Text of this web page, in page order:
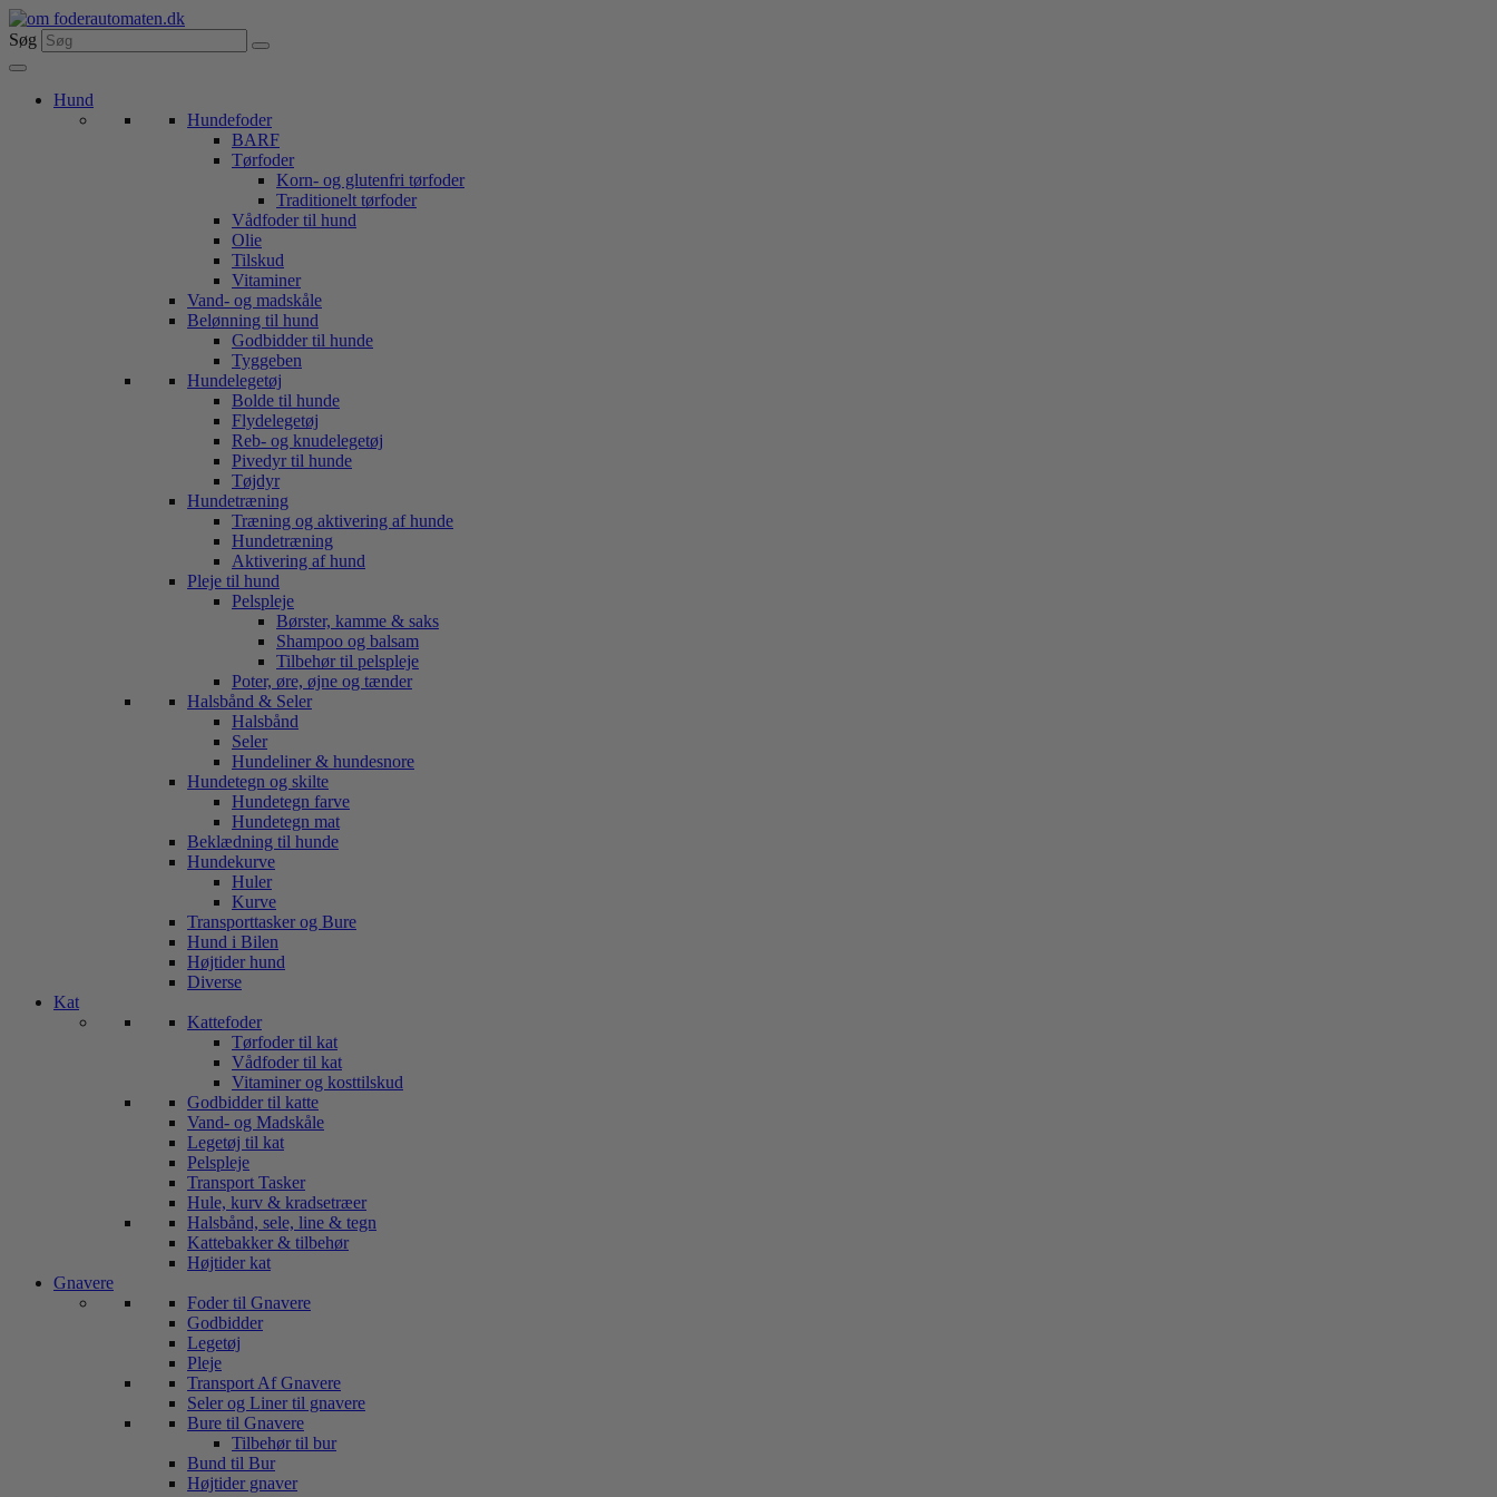
Videre
til
indhold
Søg
Hund
Hundefoder
BARF
Tørfoder
Korn- og glutenfri tørfoder
Traditionelt tørfoder
Vådfoder til hund
Olie
Tilskud
Vitaminer
Vand- og madskåle
Belønning til hund
Godbidder til hunde
Tyggeben
Hundelegetøj
Bolde til hunde
Flydelegetøj
Reb- og knudelegetøj
Pivedyr til hunde
Tøjdyr
Hundetræning
Træning og aktivering af hunde
Hundetræning
Aktivering af hund
Pleje til hund
Pelspleje
Børster, kamme & saks
Shampoo og balsam
Tilbehør til pelspleje
Poter, øre, øjne og tænder
Halsbånd & Seler
Halsbånd
Seler
Hundeliner & hundesnore
Hundetegn og skilte
Hundetegn farve
Hundetegn mat
Beklædning til hunde
Hundekurve
Huler
Kurve
Transporttasker og Bure
Hund i Bilen
Højtider hund
Diverse
Kat
Kattefoder
Tørfoder til kat
Vådfoder til kat
Vitaminer og kosttilskud
Godbidder til katte
Vand- og Madskåle
Legetøj til kat
Pelspleje
Transport Tasker
Hule, kurv & kradsetræer
Halsbånd, sele, line & tegn
Kattebakker & tilbehør
Højtider kat
Gnavere
Foder til Gnavere
Godbidder
Legetøj
Pleje
Transport Af Gnavere
Seler og Liner til gnavere
Bure til Gnavere
Tilbehør til bur
Bund til Bur
Højtider gnaver